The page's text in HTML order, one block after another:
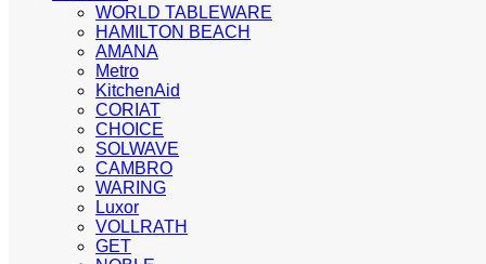
WORLD TABLEWARE
HAMILTON BEACH
AMANA
Metro
KitchenAid
CORIAT
CHOICE
SOLWAVE
CAMBRO
WARING
Luxor
VOLLRATH
GET